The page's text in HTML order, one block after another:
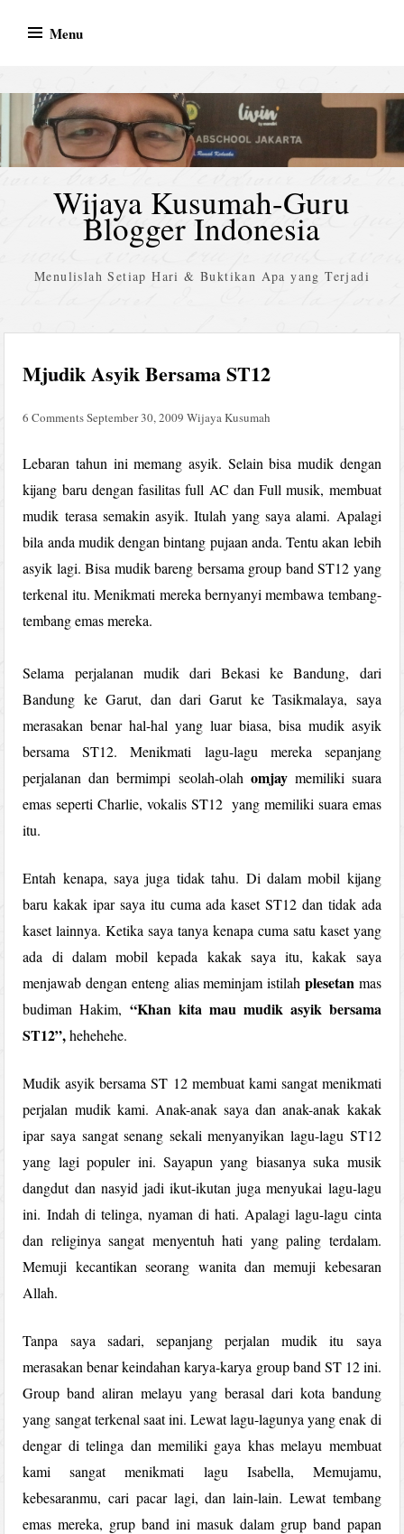
Menu
Wijaya Kusumah-Guru
Blogger Indonesia
Menulislah Setiap Hari & Buktikan Apa yang Terjadi
Mjudik Asyik Bersama ST12
6 CommentsSeptember 30, 2009 Wijaya Kusumah
Lebaran tahun ini memang asyik. Selain bisa mudik dengan
kijang baru dengan fasilitas full AC dan Full musik, membuat
mudik terasa semakin asyik. Itulah yang saya alami. Apalagi
bila anda mudik dengan bintang pujaan anda. Tentu akan lebih
asyik lagi. Bisa mudik bareng bersama group band ST12 yang
terkenal itu. Menikmati mereka bernyanyi membawa tembang-
tembang emas mereka.
Selama perjalanan mudik dari Bekasi ke Bandung, dari
Bandung ke Garut, dan dari Garut ke Tasikmalaya, saya
merasakan benar hal-hal yang luar biasa, bisa mudik asyik
bersama ST12. Menikmati lagu-lagu mereka sepanjang
perjalanan dan bermimpi seolah-olah omjaymemiliki suara
emas seperti Charlie, vokalis ST12 yang memiliki suara emas
itu.
Entah kenapa, saya juga tidak tahu. Di dalam mobil kijang
baru kakak ipar saya itu cuma ada kaset ST12 dan tidak ada
kaset lainnya. Ketika saya tanya kenapa cuma satu kaset yang
ada di dalam mobil kepada kakak saya itu, kakak saya
menjawab dengan enteng alias meminjam istilah plesetan mas
budiman Hakim, “Khan kita mau mudik asyik bersama
ST12”,hehehehe.
Mudik asyik bersama ST 12 membuat kami sangat menikmati
perjalan mudik kami. Anak-anak saya dan anak-anak kakak
ipar saya sangat senang sekali menyanyikan lagu-lagu ST12
yang lagi populer ini. Sayapun yang biasanya suka musik
dangdut dan nasyid jadi ikut-ikutan juga menyukai lagu-lagu
ini. Indah di telinga, nyaman di hati. Apalagi lagu-lagu cinta
dan religinya sangat menyentuh hati yang paling terdalam.
Memuji kecantikan seorang wanita dan memuji kebesaran
Allah.
Tanpa saya sadari, sepanjang perjalan mudik itu saya
merasakan benar keindahan karya-karya group band ST 12 ini.
Group band aliran melayu yang berasal dari kota bandung
yang sangat terkenal saat ini. Lewat lagu-lagunya yang enak di
dengar di telinga dan memiliki gaya khas melayu membuat
kami sangat menikmati lagu Isabella, Memujamu,
kebesaranmu, cari pacar lagi, dan lain-lain. Lewat tembang
emas mereka, grup band ini masuk dalam grup band papan